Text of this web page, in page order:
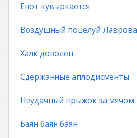
Енот кувыркается
Воздушный поцелуй Лаврова
Халк доволен
Сдержанные аплодисменты
Неудачный прыжок за мячом
Баян баян баян